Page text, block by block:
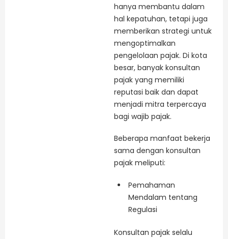
hanya membantu dalam
hal kepatuhan, tetapi juga
memberikan strategi untuk
mengoptimalkan
pengelolaan pajak. Di kota
besar, banyak konsultan
pajak yang memiliki
reputasi baik dan dapat
menjadi mitra terpercaya
bagi wajib pajak.
Beberapa manfaat bekerja
sama dengan konsultan
pajak meliputi:
Pemahaman
Mendalam tentang
Regulasi
Konsultan pajak selalu